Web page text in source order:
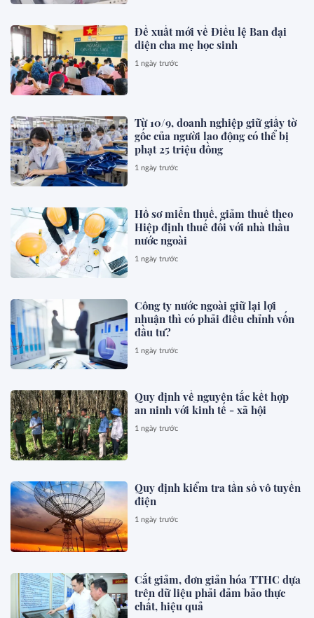
Đề xuất mới về Điều lệ Ban đại
diện cha mẹ học sinh
1 ngày trước
Từ 10/9, doanh nghiệp giữ giấy tờ
gốc của người lao động có thể bị
phạt 25 triệu đồng
1 ngày trước
Hồ sơ miễn thuế, giảm thuế theo
Hiệp định thuế đối với nhà thầu
nước ngoài
1 ngày trước
Công ty nước ngoài giữ lại lợi
nhuận thì có phải điều chỉnh vốn
đầu tư?
1 ngày trước
Quy định về nguyên tắc kết hợp
an ninh với kinh tế - xã hội
1 ngày trước
Quy định kiểm tra tần số vô tuyến
điện
1 ngày trước
Cắt giảm, đơn giản hóa TTHC dựa
trên dữ liệu phải đảm bảo thực
chất, hiệu quả